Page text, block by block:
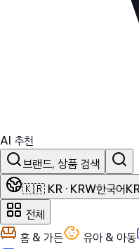
AI 추천
브랜드, 상품 검색
🇰🇷 KR · KRW한국어
전체
홈 & 가든
유아 & 아동